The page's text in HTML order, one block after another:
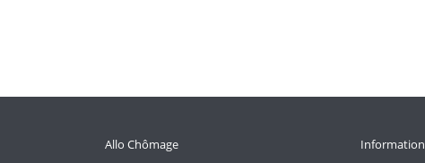
Allo Chômage